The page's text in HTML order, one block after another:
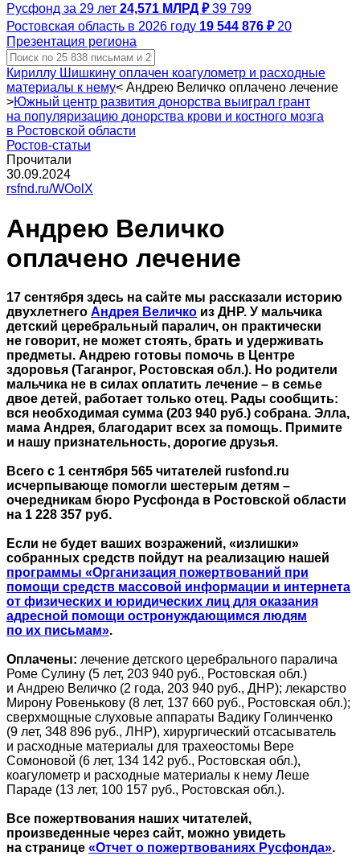
Русфонд за 29 лет 24,571 МЛРД ₽ 39 799
Ростовская область в 2026 году 19 544 876 ₽ 20
Презентация региона
Кириллу Шишкину оплачен коагулометр и расходные
материалы к нему< Андрею Величко оплачено лечение
>Южный центр развития донорства выиграл грант
на популяризацию донорства крови и костного мозга
в Ростовской области
Ростов-статьи
Прочитали
30.09.2024
rsfnd.ru/WOolX
Андрею Величко
оплачено лечение
17 сентября здесь на сайте мы рассказали историю
двухлетнего Андрея Величко из ДНР. У мальчика
детский церебральный паралич, он практически
не говорит, не может стоять, брать и удерживать
предметы. Андрею готовы помочь в Центре
здоровья (Таганрог, Ростовская обл.). Но родители
мальчика не в силах оплатить лечение – в семье
двое детей, работает только отец. Рады сообщить:
вся необходимая сумма (203 940 руб.) собрана. Элла,
мама Андрея, благодарит всех за помощь. Примите
и нашу признательность, дорогие друзья.
Всего с 1 сентября 565 читателей rusfond.ru
исчерпывающе помогли шестерым детям –
очередникам бюро Русфонда в Ростовской области
на 1 228 357 руб.
Если не будет ваших возражений, «излишки»
собранных средств пойдут на реализацию нашей
программы «Организация пожертвований при
помощи средств массовой информации и интернета
от физических и юридических лиц для оказания
адресной помощи остронуждающимся людям
по их письмам».
Оплачены: лечение детского церебрального паралича
Роме Сулину (5 лет, 203 940 руб., Ростовская обл.)
и Андрею Величко (2 года, 203 940 руб., ДНР); лекарство
Мирону Ровенькову (8 лет, 137 660 руб., Ростовская обл.);
сверхмощные слуховые аппараты Вадику Голинченко
(9 лет, 348 896 руб., ЛНР), хирургический отсасыватель
и расходные материалы для трахеостомы Вере
Сомоновой (6 лет, 134 142 руб., Ростовская обл.),
коагулометр и расходные материалы к нему Леше
Параде (13 лет, 100 157 руб., Ростовская обл.).
Все пожертвования наших читателей,
произведенные через сайт, можно увидеть
на странице «Отчет о пожертвованиях Русфонда».